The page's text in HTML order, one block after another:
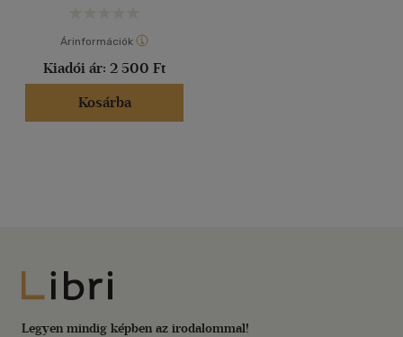
Árinformációk
Kiadói ár: 2 500 Ft
Kosárba
Libri
Legyen mindig képben az irodalommal!